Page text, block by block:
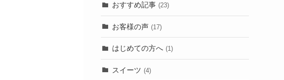
おすすめ記事 (23)
お客様の声 (17)
はじめての方へ (1)
スイーツ (4)